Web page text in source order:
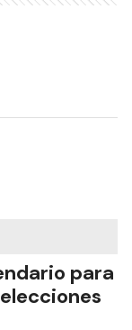
para